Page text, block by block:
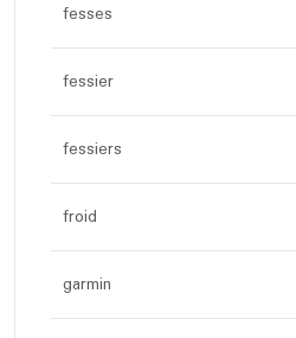
fesses
fessier
fessiers
froid
garmin